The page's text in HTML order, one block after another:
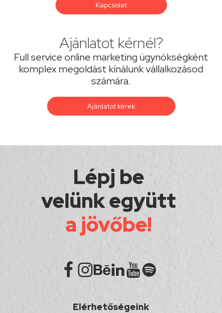
Kapcsolat
Ajánlatot kérnél?
Full service online marketing ügynökségként
komplex megoldást kínálunk vállalkozásod
számára.
Ajánlatot kérek
Lépj be
velünk együtt
a jövőbe!
Elérhetőségeink